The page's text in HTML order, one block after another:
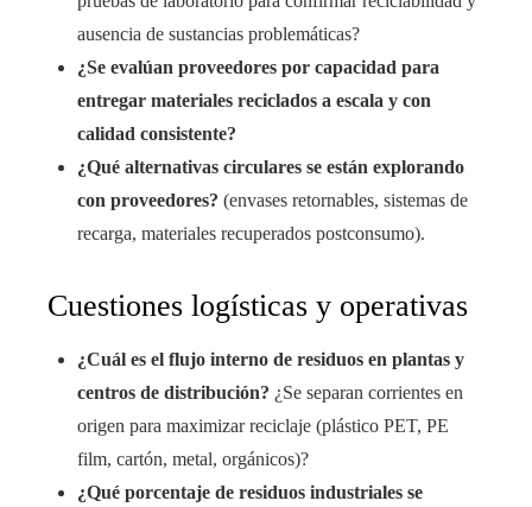
ausencia de sustancias problemáticas?
¿Se evalúan proveedores por capacidad para
entregar materiales reciclados a escala y con
calidad consistente?
¿Qué alternativas circulares se están explorando
con proveedores? (envases retornables, sistemas de
recarga, materiales recuperados postconsumo).
Cuestiones logísticas y operativas
¿Cuál es el flujo interno de residuos en plantas y
centros de distribución? ¿Se separan corrientes en
origen para maximizar reciclaje (plástico PET, PE
film, cartón, metal, orgánicos)?
¿Qué porcentaje de residuos industriales se